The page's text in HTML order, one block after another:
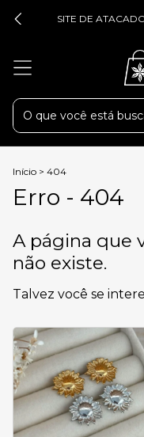
SITE DE
Início > 404
Erro - 404
A página que
não existe.
Talvez você se